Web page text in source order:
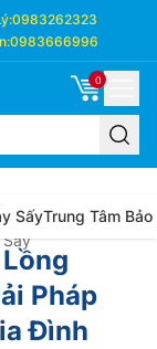
0983262323
0983666996
0
SấyTrung Tâm Bảo
Pháp
Đình